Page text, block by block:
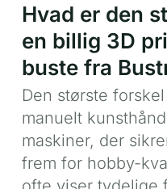
Hvad er den
en billig 3D
buste fra
Den største
manuelt
maskiner, der
frem for hobby-